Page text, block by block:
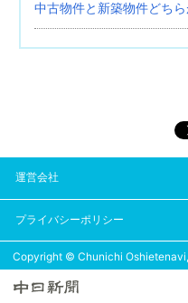
中古物件と新築物件どちら
運営会社
プライバシーポリシー
Copyright © Chunichi